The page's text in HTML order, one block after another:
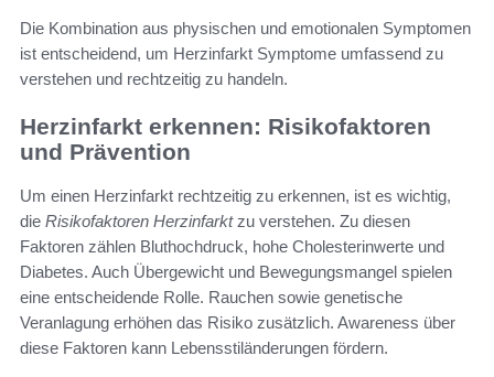
Die Kombination aus physischen und emotionalen Symptomen
ist entscheidend, um Herzinfarkt Symptome umfassend zu
verstehen und rechtzeitig zu handeln.
Herzinfarkt erkennen: Risikofaktoren
und Prävention
Um einen Herzinfarkt rechtzeitig zu erkennen, ist es wichtig,
die Risikofaktoren Herzinfarktzu verstehen. Zu diesen
Faktoren zählen Bluthochdruck, hohe Cholesterinwerte und
Diabetes. Auch Übergewicht und Bewegungsmangel spielen
eine entscheidende Rolle. Rauchen sowie genetische
Veranlagung erhöhen das Risiko zusätzlich. Awareness über
diese Faktoren kann Lebensstiländerungen fördern.